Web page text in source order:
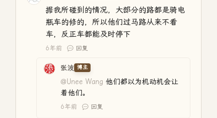
据我所碰到的情况，大部分的路都是骑电
瓶车的修的，所以他们过马路从来不看
车，反正车都能及时停下
6年前 回复
张波 博主
@Unee Wang 他们都以为机动机会让
着他们。
6年前 回复